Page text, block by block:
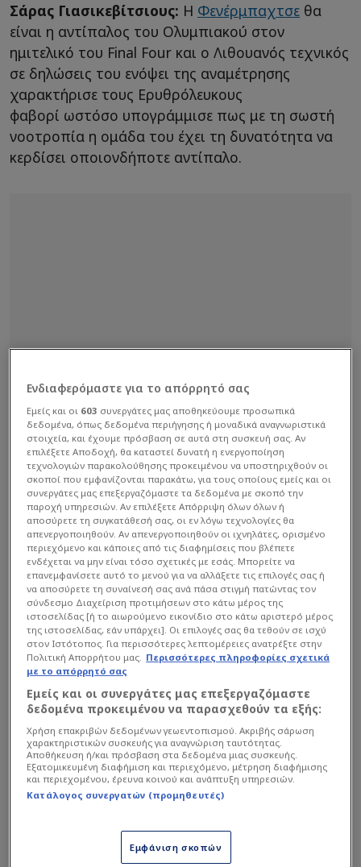
Σάρας Γιασικεβίτσιους: Η Φενέρμπαχτσε θα
είναι η αντίπαλος του Ολυμπιακού στον
ημιτελικό του Final Four και ο Λιθουανός τεχνικός
σε δηλώσεις του ενόψει της αναμέτρησης
χαρακτήρισε τους Ερυθρόλευκους
φαβορί ωστόσο υπογράμμισε πως με τη σωστή
νοοτροπία η ομάδα του έχει τη δυνατότητα να
κερδίσει οποιονδήποτε αντίπαλο.
Ενδιαφερόμαστε για το απόρρητό σας
Εμείς και οι 603 συνεργάτες μας αποθηκεύουμε προσωπικά
δεδομένα, όπως δεδομένα περιήγησης ή μοναδικά αναγνωριστικά
στοιχεία, και έχουμε πρόσβαση σε αυτά στη συσκευή σας. Αν
επιλέξετε Αποδοχή, θα καταστεί δυνατή η ενεργοποίηση
τεχνολογιών παρακολούθησης προκειμένου να υποστηριχθούν οι
σκοποί που εμφανίζονται παρακάτω, για τους οποίους εμείς και οι
συνεργάτες μας επεξεργαζόμαστε τα δεδομένα με σκοπό την
παροχή υπηρεσιών. Αν επιλέξετε Απόρριψη όλων όλων ή
αποσύρετε τη συγκατάθεσή σας, οι εν λόγω τεχνολογίες θα
απενεργοποιηθούν. Αν απενεργοποιηθούν οι ιχνηλάτες, ορισμένο
περιεχόμενο και κάποιες από τις διαφημίσεις που βλέπετε
ενδέχεται να μην είναι τόσο σχετικές με εσάς. Μπορείτε να
επανεμφανίσετε αυτό το μενού για να αλλάξετε τις επιλογές σας ή
να αποσύρετε τη συναίνεσή σας ανά πάσα στιγμή πατώντας τον
σύνδεσμο Διαχείριση προτιμήσεων στο κάτω μέρος της
ιστοσελίδας [ή το αιωρούμενο εικονίδιο στο κάτω αριστερό μέρος
της ιστοσελίδας, εάν υπάρχει]. Οι επιλογές σας θα τεθούν σε ισχύ
στον Ιστότοπος. Για περισσότερες λεπτομέρειες ανατρέξτε στην
Πολιτική Απορρήτου μας. Περισσότερες πληροφορίες σχετικά
με το απόρρητό σας
Εμείς και οι συνεργάτες μας επεξεργαζόμαστε
δεδομένα προκειμένου να παρασχεθούν τα εξής:
Χρήση επακριβών δεδομένων γεωεντοπισμού. Ακριβής σάρωση
χαρακτηριστικών συσκευής για αναγνώριση ταυτότητας.
Αποθήκευση ή/και πρόσβαση στα δεδομένα μιας συσκευής.
Εξατομικευμένη διαφήμιση και περιεχόμενο, μέτρηση διαφήμισης
και περιεχομένου, έρευνα κοινού και ανάπτυξη υπηρεσιών.
Κατάλογος συνεργατών (προμηθευτές)
Εμφάνιση σκοπών